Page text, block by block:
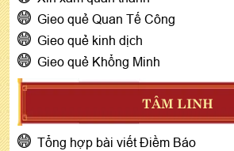
Gieo quẻ Quan Tế Công
Gieo quẻ kinh dịch
Gieo quẻ Khổng Minh
TÂM LINH
Tổng hợp bài viết Điềm Báo